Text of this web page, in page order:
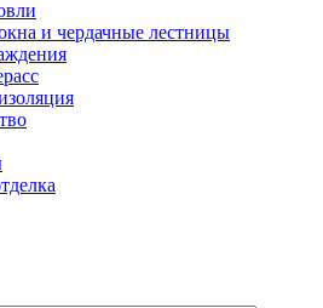
и чердачные лестницы